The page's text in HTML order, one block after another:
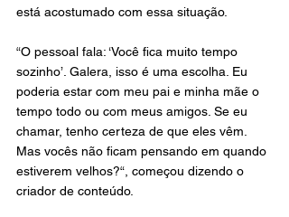
está acostumado com essa situação.
“O pessoal fala: ‘Você fica muito tempo
sozinho’. Galera, isso é uma escolha. Eu
poderia estar com meu pai e minha mãe o
tempo todo ou com meus amigos. Se eu
chamar, tenho certeza de que eles vêm.
Mas vocês não ficam pensando em quando
estiverem velhos?“, começou dizendo o
criador de conteúdo.